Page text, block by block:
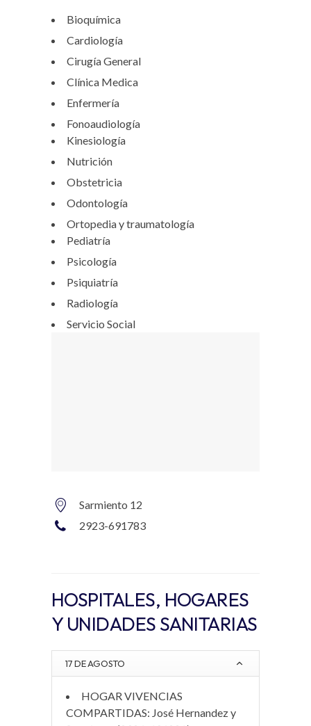
Bioquímica
Cardiología
Cirugía General
Clínica Medica
Enfermería
Fonoaudiología
Kinesiología
Nutrición
Obstetricia
Odontología
Ortopedia y traumatología
Pediatría
Psicología
Psiquiatría
Radiología
Servicio Social
Sarmiento 12
2923-691783
HOSPITALES, HOGARES
Y UNIDADES SANITARIAS
17 DE AGOSTO
HOGAR VIVENCIAS
COMPARTIDAS: José Hernandez y